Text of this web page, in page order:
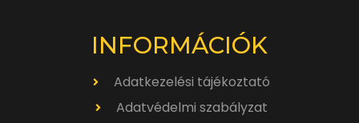
INFORMÁCIÓK
Adatkezelési tájékoztató
Adatvédelmi szabályzat